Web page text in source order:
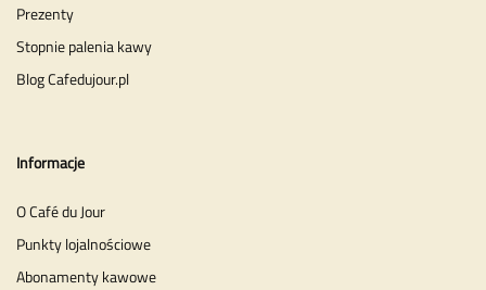
Prezenty
Stopnie palenia kawy
Blog Cafedujour.pl
Informacje
O Café du Jour
Punkty lojalnościowe
Abonamenty kawowe